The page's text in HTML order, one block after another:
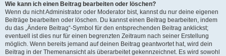
Wie kann ich einen Beitrag bearbeiten oder löschen?
Wenn du nicht Administrator oder Moderator bist, kannst du nur deine eigenen
Beiträge bearbeiten oder löschen. Du kannst einen Beitrag bearbeiten, indem
du das „Ändere Beitrag“-Symbol für den entsprechenden Beitrag anklickst;
eventuell ist dies nur für einen begrenzten Zeitraum nach seiner Erstellung
möglich. Wenn bereits jemand auf deinen Beitrag geantwortet hat, wird dein
Beitrag in der Themenansicht als überarbeitet gekennzeichnet. Es wird sowohl